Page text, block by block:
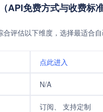
API免费方式与收费标准
评估以下维度，选择最适合
点此进入
N/A
订阅、 支持定制